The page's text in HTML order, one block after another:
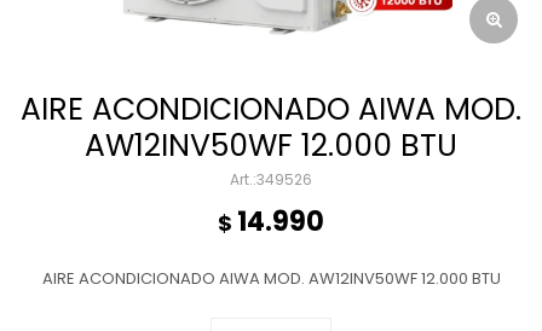
AIRE ACONDICIONADO AIWA MOD.
AW12INV50WF 12.000 BTU
349526
$ 14.990
AIRE ACONDICIONADO AIWA MOD. AW12INV50WF 12.000 BTU